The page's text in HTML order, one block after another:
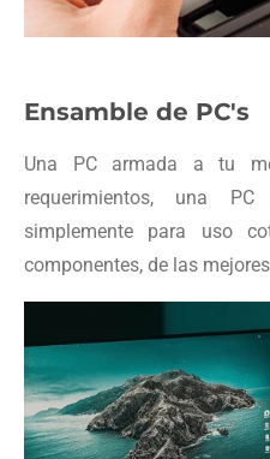
Ensamble de PC's
Una PC armada a tu
requerimientos, una
simplemente para uso
componentes, de las